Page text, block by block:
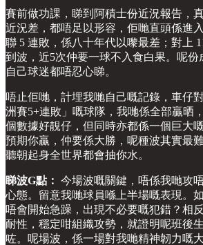
賽前做功課，睇到阿積士份近況報告，
近況差，都唔足以形容，佢哋直頭係進
聯 5 連敗，係八十年代以嚟最差；對上
到波，近5次仲要一球不入食白果。呢
自己球迷都唔忍心睇。
唔止佢哋，計埋我哋自己嘅記錄，車仔
洲賽5+連敗」嘅球隊，我哋係全部贏晒
個數據好靚仔，但同時亦都係一個巨大
預期你贏，仲要係大勝，呢種波其實最
聽朝起身全世界都會抽你水。
睇波G點： 今場波嘅關鍵，唔係我哋攻
心態。留意我哋球員喺上半場嘅表現。
唔會開始急躁，出現不必要嘅犯錯？相
耐性，穩定咁組織攻勢，就證明呢班後
咗。呢場波，係一場對我哋精神韌力嘅大